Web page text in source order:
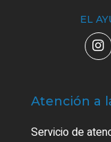
EL
Atención a
Servicio de